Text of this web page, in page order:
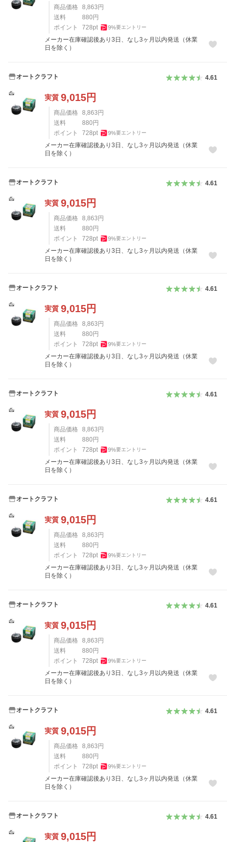
商品価格 8,863 円
送料
880 円
ポイント
728pt 9%要エントリー
メーカー在庫確認後あり3日、なし3ヶ月以内発送（休業
日を除く）
オートクラフト 4.61
実質 9,015円
商品価格 8,863 円
送料
880 円
ポイント
728pt 9%要エントリー
メーカー在庫確認後あり3日、なし3ヶ月以内発送（休業
日を除く）
オートクラフト 4.61
実質 9,015円
商品価格 8,863 円
送料
880 円
ポイント
728pt 9%要エントリー
メーカー在庫確認後あり3日、なし3ヶ月以内発送（休業
日を除く）
オートクラフト 4.61
実質 9,015円
商品価格 8,863 円
送料
880 円
ポイント
728pt 9%要エントリー
メーカー在庫確認後あり3日、なし3ヶ月以内発送（休業
日を除く）
オートクラフト 4.61
実質 9,015円
商品価格 8,863 円
送料
880 円
ポイント
728pt 9%要エントリー
メーカー在庫確認後あり3日、なし3ヶ月以内発送（休業
日を除く）
オートクラフト 4.61
実質 9,015円
商品価格 8,863 円
送料
880 円
ポイント
728pt 9%要エントリー
メーカー在庫確認後あり3日、なし3ヶ月以内発送（休業
日を除く）
オートクラフト 4.61
実質 9,015円
商品価格 8,863 円
送料
880 円
ポイント
728pt 9%要エントリー
メーカー在庫確認後あり3日、なし3ヶ月以内発送（休業
日を除く）
オートクラフト 4.61
実質 9,015円
商品価格 8,863 円
送料
880 円
ポイント
728pt 9%要エントリー
メーカー在庫確認後あり3日、なし3ヶ月以内発送（休業
日を除く）
オートクラフト 4.61
実質 9,015円